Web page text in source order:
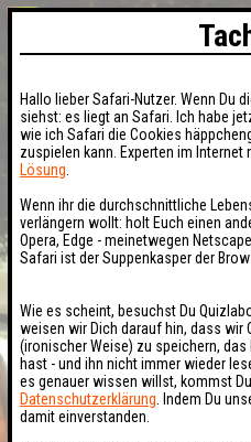
Hallo lieber Safari-Nutzer. Wenn Du
siehst: es liegt an Safari. Ich habe
wie ich Safari die Cookies
zuspielen kann. Experten im Internet
Lösung
Wenn ihr die durchschnittliche
verlängern wollt: holt Euch einen
Opera, Edge - meinetwegen
Safari ist der Suppenkasper der
Wie es scheint, besuchst Du
weisen wir Dich darauf hin, dass wir
(ironischer Weise) zu speichern, das
hast - und ihn nicht immer wieder
es genauer wissen willst, kommst
Datenschutzerklärung . Indem Du
damit einverstanden.